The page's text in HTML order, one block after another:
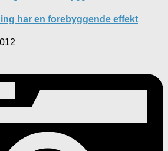
har en forebyggende effekt